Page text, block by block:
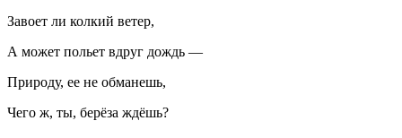
Завоет ли колкий ветер,
А может польет вдруг дождь —
Природу, ее не обманешь,
Чего ж, ты, берёза ждёшь?